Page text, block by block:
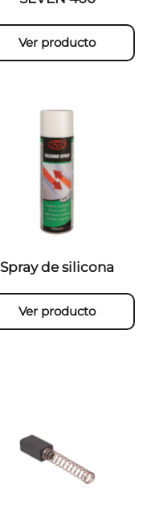
Ver producto
Spray de silicona
Ver producto